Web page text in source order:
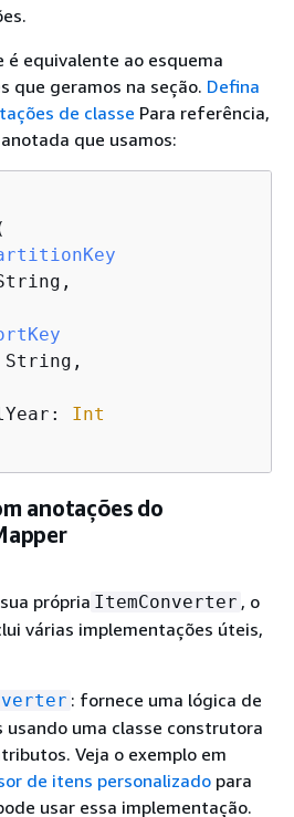
equivalente ao esquema
que geramos na seção. Defina
de classe Para referência,
que usamos:
String,
Int
anotações do
própria ItemConverter , o
várias implementações úteis,
: fornece uma lógica de
usando uma classe construtora
Veja o exemplo em
de itens personalizado para
usar essa implementação.